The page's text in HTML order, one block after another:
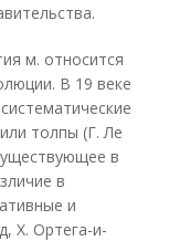
м. относится
В 19 веке
толпы (Г. Ле
в
в
и
X. Ортега-и-